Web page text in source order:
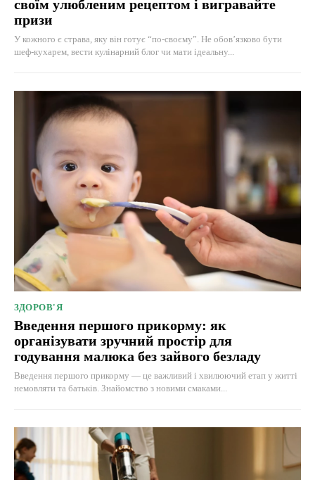
своїм улюбленим рецептом і вигравайте
призи
У кожного є страва, яку він готує “по-своєму”. Не обов’язково бути
шеф-кухарем, вести кулінарний блог чи мати ідеальну...
ЗДОРОВ'Я
Введення першого прикорму: як
організувати зручний простір для
годування малюка без зайвого безладу
Введення першого прикорму — це важливий і хвилюючий етап у житті
немовляти та батьків. Знайомство з новими смаками...